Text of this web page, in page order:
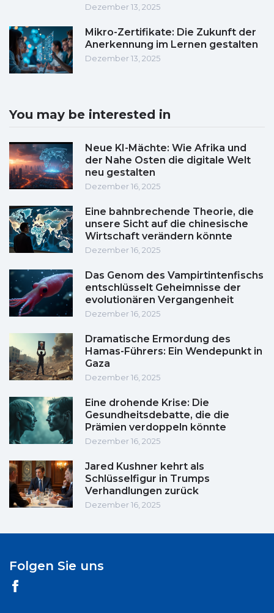
Dezember 13, 2025
Mikro-Zertifikate: Die Zukunft der
Anerkennung im Lernen gestalten
Dezember 13, 2025
You may be interested in
Neue KI-Mächte: Wie Afrika und
der Nahe Osten die digitale Welt
neu gestalten
Dezember 16, 2025
Eine bahnbrechende Theorie, die
unsere Sicht auf die chinesische
Wirtschaft verändern könnte
Dezember 16, 2025
Das Genom des Vampirtintenfischs
entschlüsselt Geheimnisse der
evolutionären Vergangenheit
Dezember 16, 2025
Dramatische Ermordung des
Hamas-Führers: Ein Wendepunkt in
Gaza
Dezember 16, 2025
Eine drohende Krise: Die
Gesundheitsdebatte, die die
Prämien verdoppeln könnte
Dezember 16, 2025
Jared Kushner kehrt als
Schlüsselfigur in Trumps
Verhandlungen zurück
Dezember 16, 2025
Folgen Sie uns